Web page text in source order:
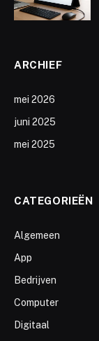
ARCHIEF
mei 2026
juni 2025
mei 2025
CATEGORIEËN
Algemeen
App
Bedrijven
Computer
Digitaal